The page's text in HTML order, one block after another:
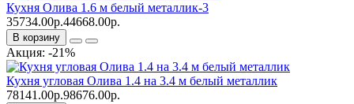
Кухня Олива 1.6 м белый металлик-3
35734.00р.44668.00р.
В корзину
Акция: -21%
Кухня угловая Олива 1.4 на 3.4 м белый металлик
78141.00р.98676.00р.